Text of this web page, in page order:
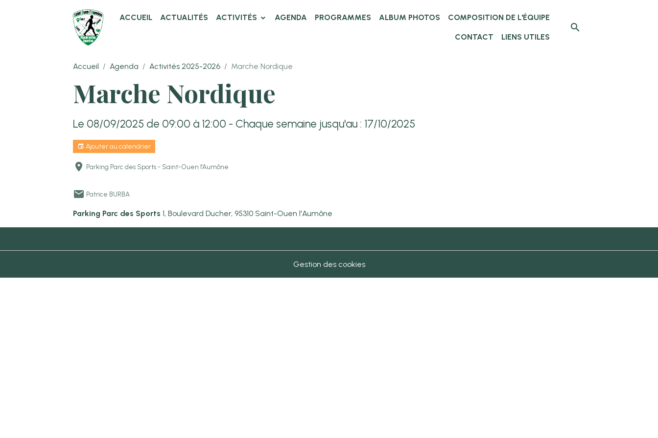
ACCUEIL ACTUALITÉS ACTIVITÉS AGENDA PROGRAMMES ALBUM PHOTOS COMPOSITION DE L'ÉQUIPE
CONTACT LIENS UTILES
Accueil Agenda Activités 2025-2026 Marche Nordique
Marche Nordique
Le 08/09/2025 de 09:00 à 12:00 - Chaque semaine jusqu'au : 17/10/2025
Ajouter au calendrier
Parking Parc des Sports - Saint-Ouen l'Aumône
Patrice BURBA
Parking Parc des Sports 1, Boulevard Ducher, 95310 Saint-Ouen l'Aumône
Gestion des cookies